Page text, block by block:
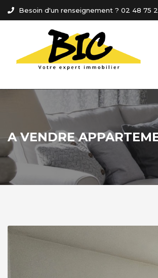
Panneau de gestion des cookies
Besoin d'un renseignement ? 02 48 75
A VENDRE